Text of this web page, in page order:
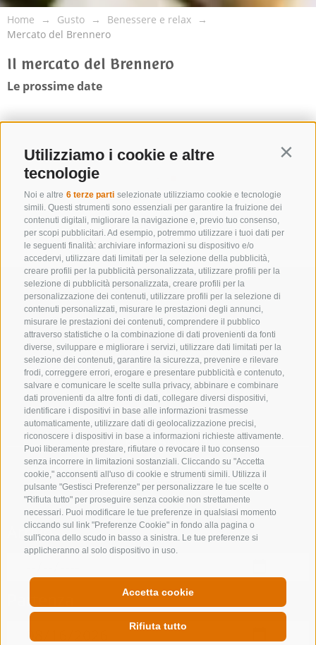
Utilizziamo i cookie e altre
tecnologie
Noi e altre 6 terze parti selezionate utilizziamo cookie e tecnologie
simili. Questi strumenti sono essenziali per garantire la fruizione dei
contenuti digitali, migliorare la navigazione e, previo tuo consenso,
per scopi pubblicitari. Ad esempio, potremmo utilizzare i tuoi dati per
le seguenti finalità: archiviare informazioni su dispositivo e/o
accedervi, utilizzare dati limitati per la selezione della pubblicità,
creare profili per la pubblicità personalizzata, utilizzare profili per la
selezione di pubblicità personalizzata, creare profili per la
personalizzazione dei contenuti, utilizzare profili per la selezione di
contenuti personalizzati, misurare le prestazioni degli annunci,
misurare le prestazioni dei contenuti, comprendere il pubblico
attraverso statistiche o la combinazione di dati provenienti da fonti
diverse, sviluppare e migliorare i servizi, utilizzare dati limitati per la
selezione dei contenuti, garantire la sicurezza, prevenire e rilevare
frodi, correggere errori, erogare e presentare pubblicità e contenuto,
salvare e comunicare le scelte sulla privacy, abbinare e combinare
dati provenienti da altre fonti di dati, collegare diversi dispositivi,
identificare i dispositivi in base alle informazioni trasmesse
automaticamente, utilizzare dati di geolocalizzazione precisi,
riconoscere i dispositivi in base a informazioni richieste attivamente.
Puoi liberamente prestare, rifiutare o revocare il tuo consenso
senza incorrere in limitazioni sostanziali. Cliccando su "Accetta
cookie," acconsenti all'uso di cookie e strumenti simili. Utilizza il
pulsante "Gestisci Preferenze" per personalizzare le tue scelte o
"Rifiuta tutto" per proseguire senza cookie non strettamente
necessari. Puoi modificare le tue preferenze in qualsiasi momento
cliccando sul link "Preferenze Cookie" in fondo alla pagina o
sull'icona dello scudo in basso a sinistra. Le tue preferenze si
applicheranno al solo dispositivo in uso.
Accetta cookie
Rifiuta tutto
Home Gusto
Benessere e relax
Mercato del Brennero
Il mercato del Brennero
Le prossime date
RICERCA ALLOGGI
Prenota la tua vacanza
Arrivo
Partenza